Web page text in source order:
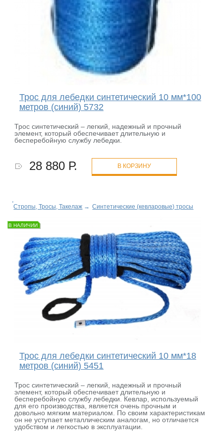
Трос для лебедки синтетический 10 мм*100
метров (синий) 5732
Трос синтетический – легкий, надежный и прочный
элемент, который обеспечивает длительную и
бесперебойную службу лебедки.
28 880 Р. В КОРЗИНУ
Стропы, Тросы, Такелаж → Синтетические (кевларовые) тросы
В НАЛИЧИИ
Трос для лебедки синтетический 10 мм*18
метров (синий) 5451
Трос синтетический – легкий, надежный и прочный
элемент, который обеспечивает длительную и
бесперебойную службу лебедки. Кевлар, используемый
для его производства, является очень прочным и
довольно мягким материалом. По своим характеристикам
он не уступает металлическим аналогам, но отличается
удобством и легкостью в эксплуатации.